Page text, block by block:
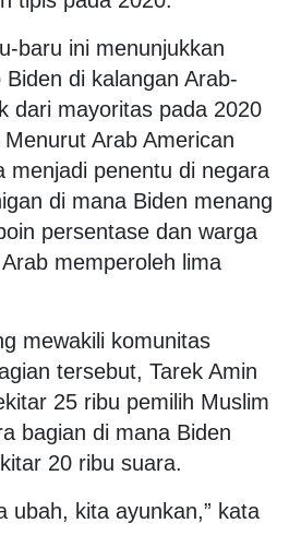
baru ini menunjukkan
di kalangan Arab-
dari mayoritas pada 2020
Arab American
menjadi penentu di negara
di mana Biden menang
persentase dan warga
memperoleh lima
mewakili komunitas
tersebut, Tarek Amin
25 ribu pemilih Muslim
bagian di mana Biden
20 ribu suara.
ubah, kita ayunkan,” kata